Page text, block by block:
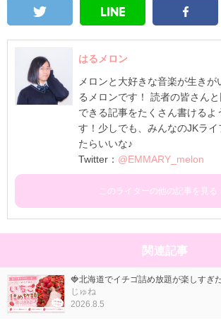
はるメロン
メロンと大好きな音楽が生き
るメロンです！ 読者の皆さん
できる記事をたくさん書けるよ
す！少しでも、みんなのJKラ
たらいいな♪
Twitter： @EMMARY_melon
このライターの他の記事を見る
関連記事
🍓北海道でイチゴ詰め放題が楽しすぎ
じゅね
2026.8.5